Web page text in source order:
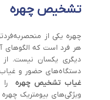
تشخیص چهره
چهره یکی از
هر فرد است که الگوهای
دیگری یکسان نیست. از
دستگاه‌های حضور و
غیاب تشخیص چهره
ویژگی‌های بیومتریک چهره